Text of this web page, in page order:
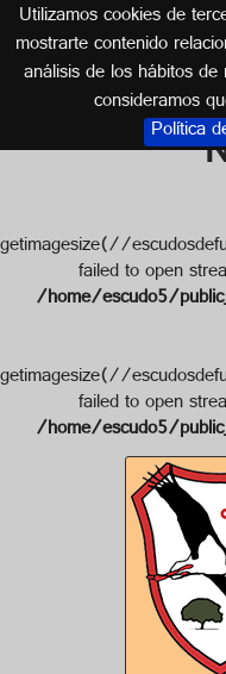
Utilizamos cookies de
mostrarte contenido
análisis de los hábitos
consideramos
Política
Escudo
getimagesize(//
failed to open
/home/escudo5/
getimagesize(//
failed to open
/home/escudo5/